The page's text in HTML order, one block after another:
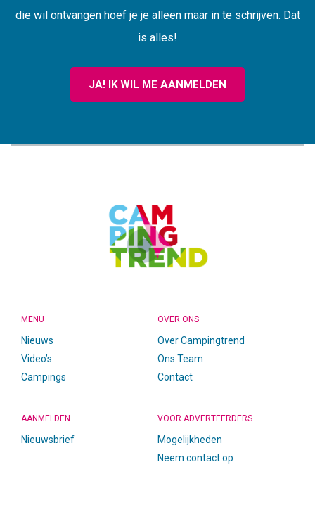
die wil ontvangen hoef je je alleen maar in te schrijven. Dat
is alles!
JA! IK WIL ME AANMELDEN
MENU
Nieuws
Video’s
Campings
OVER ONS
Over Campingtrend
Ons Team
Contact
AANMELDEN
Nieuwsbrief
VOOR ADVERTEERDERS
Mogelijkheden
Neem contact op